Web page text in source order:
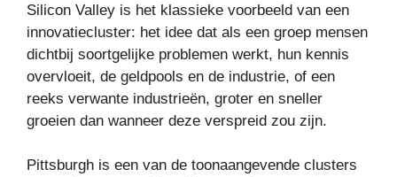
Silicon Valley is het klassieke voorbeeld van een
innovatiecluster: het idee dat als een groep mensen
dichtbij soortgelijke problemen werkt, hun kennis
overvloeit, de geldpools en de industrie, of een
reeks verwante industrieën, groter en sneller
groeien dan wanneer deze verspreid zou zijn.
Pittsburgh is een van de toonaangevende clusters